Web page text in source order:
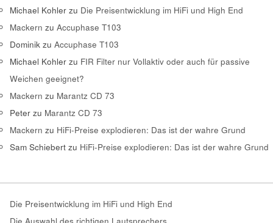
Michael Kohler zu Die Preisentwicklung im HiFi und High End
Mackern zu Accuphase T103
Dominik zu Accuphase T103
Michael Kohler zu FIR Filter nur Vollaktiv oder auch für passive
Weichen geeignet?
Mackern zu Marantz CD 73
Peter zu Marantz CD 73
Mackern zu HiFi-Preise explodieren: Das ist der wahre Grund
Sam Schiebert zu HiFi-Preise explodieren: Das ist der wahre Grund
Die Preisentwicklung im HiFi und High End